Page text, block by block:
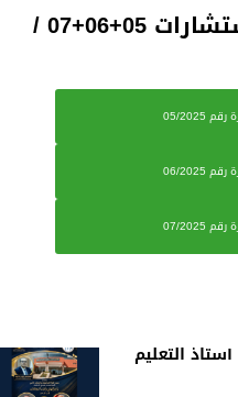
التعليم
إعلان المنح المؤقت للإستشارات 05+06+07 /
2025
2025
2025